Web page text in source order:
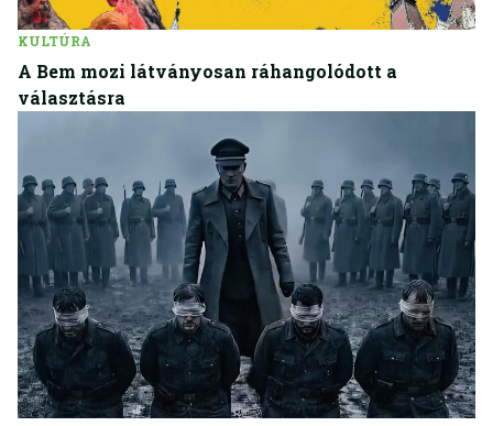
KULTÚRA
A Bem mozi látványosan ráhangolódott a
választásra